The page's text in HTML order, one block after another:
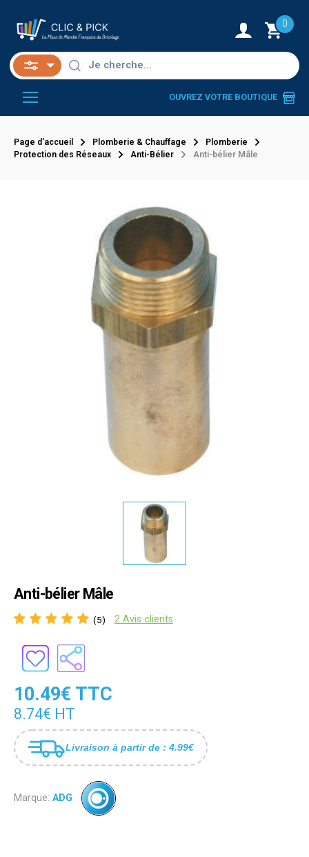
0
OUVREZ VOTRE BOUTIQUE
Page d'accueil Plomberie & Chauffage
Plomberie
Protection des Réseaux
Anti-Bélier Anti-bélier Mâle
Anti-bélier Mâle
(5) 2 Avis clients
10.49€ TTC
8.74€ HT
Livraison à partir de : 4.99€
Marque: ADG